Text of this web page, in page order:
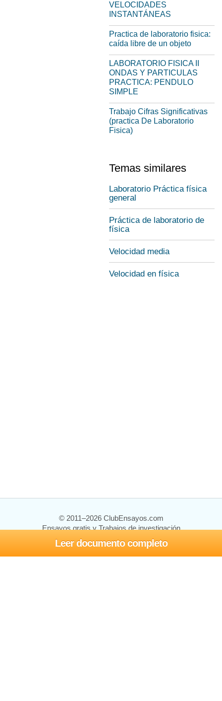
Leer documento completo
VELOCIDADES
INSTANTÁNEAS
Practica de laboratorio fisica:
caída libre de un objeto
LABORATORIO FISICA II
ONDAS Y PARTICULAS
PRACTICA: PENDULO
SIMPLE
Trabajo Cifras Significativas
(practica De Laboratorio
Fisica)
Temas similares
Laboratorio Práctica física
general
Práctica de laboratorio de
física
Velocidad media
Velocidad en física
© 2011–2026 ClubEnsayos.com
Ensayos gratis y Trabajos de investigación